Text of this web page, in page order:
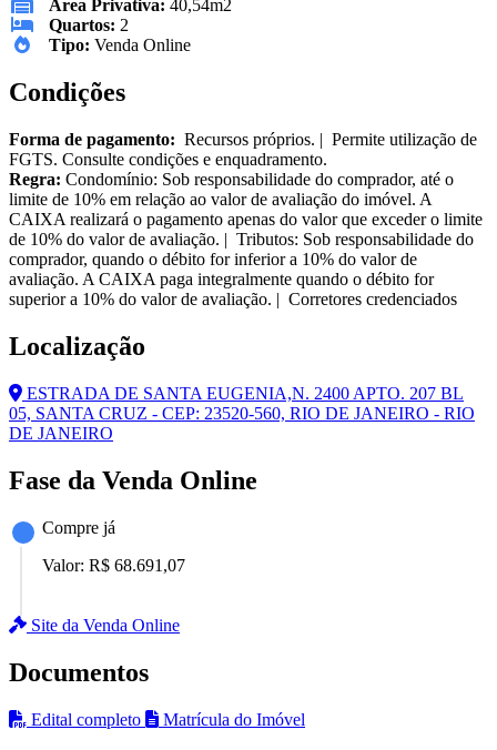
Área Privativa: 40,54m2
Quartos: 2
Tipo: Venda Online
Condições
Forma de pagamento: Recursos próprios. | Permite utilização de
FGTS. Consulte condições e enquadramento.
Regra: Condomínio: Sob responsabilidade do comprador, até o
limite de 10% em relação ao valor de avaliação do imóvel. A
CAIXA realizará o pagamento apenas do valor que exceder o limite
de 10% do valor de avaliação. | Tributos: Sob responsabilidade do
comprador, quando o débito for inferior a 10% do valor de
avaliação. A CAIXA paga integralmente quando o débito for
superior a 10% do valor de avaliação. | Corretores credenciados
Localização
ESTRADA DE SANTA EUGENIA,N. 2400 APTO. 207 BL
05, SANTA CRUZ - CEP: 23520-560, RIO DE JANEIRO - RIO
DE JANEIRO
Fase da Venda Online
Compre já
Valor: R$ 68.691,07
Site da Venda Online
Documentos
Edital completo Matrícula do Imóvel